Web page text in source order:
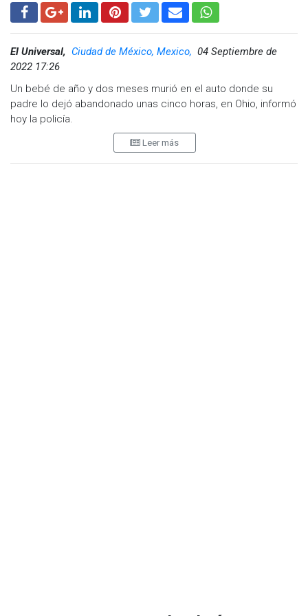
joven.
El Universal, Ciudad de México, Mexico, 04 Septiembre de
2022 17:26
Un bebé de año y dos meses murió en el auto donde su
padre lo dejó abandonado unas cinco horas, en Ohio, informó
hoy la policía.
Landon Parrott, de 19 años, dijo en un primer momento que
Leer más